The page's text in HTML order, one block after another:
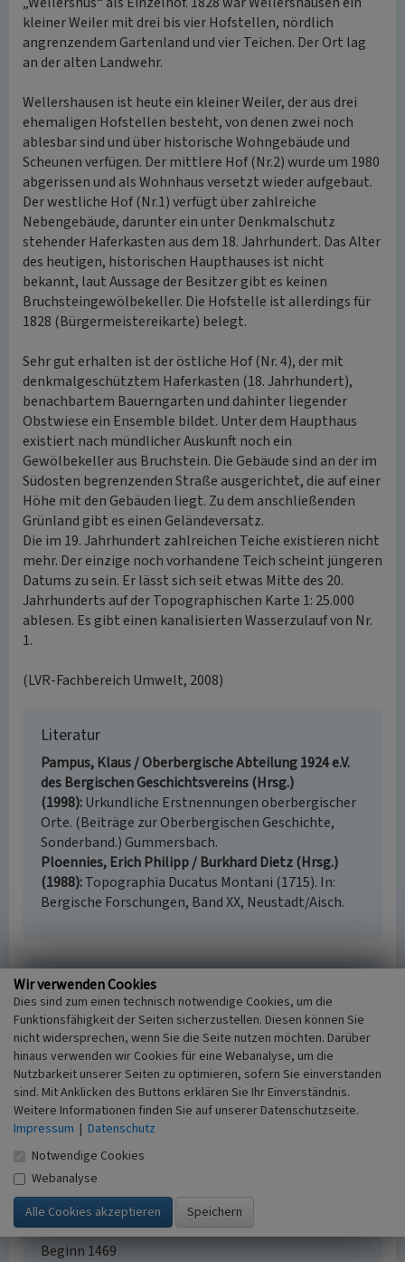
kleiner Weiler mit drei bis vier Hofstellen, nördlich
angrenzendem Gartenland und vier Teichen. Der Ort lag
an der alten Landwehr.
Wellershausen ist heute ein kleiner Weiler, der aus drei
ehemaligen Hofstellen besteht, von denen zwei noch
ablesbar sind und über historische Wohngebäude und
Scheunen verfügen. Der mittlere Hof (Nr.2) wurde um 1980
abgerissen und als Wohnhaus versetzt wieder aufgebaut.
Der westliche Hof (Nr.1) verfügt über zahlreiche
Nebengebäude, darunter ein unter Denkmalschutz
stehender Haferkasten aus dem 18. Jahrhundert. Das Alter
des heutigen, historischen Haupthauses ist nicht
bekannt, laut Aussage der Besitzer gibt es keinen
Bruchsteingewölbekeller. Die Hofstelle ist allerdings für
1828 (Bürgermeistereikarte) belegt.
Sehr gut erhalten ist der östliche Hof (Nr. 4), der mit
denkmalgeschütztem Haferkasten (18. Jahrhundert),
benachbartem Bauerngarten und dahinter liegender
Obstwiese ein Ensemble bildet. Unter dem Haupthaus
existiert nach mündlicher Auskunft noch ein
Gewölbekeller aus Bruchstein. Die Gebäude sind an der im
Südosten begrenzenden Straße ausgerichtet, die auf einer
Höhe mit den Gebäuden liegt. Zu dem anschließenden
Grünland gibt es einen Geländeversatz.
Die im 19. Jahrhundert zahlreichen Teiche existieren nicht
mehr. Der einzige noch vorhandene Teich scheint jüngeren
Datums zu sein. Er lässt sich seit etwas Mitte des 20.
Jahrhunderts auf der Topographischen Karte 1: 25.000
ablesen. Es gibt einen kanalisierten Wasserzulauf von Nr.
1.
(LVR-Fachbereich Umwelt, 2008)
Literatur
Pampus, Klaus / Oberbergische Abteilung 1924 e.V.
des Bergischen Geschichtsvereins (Hrsg.)
(1998) Urkundliche Erstnennungen oberbergischer
Orte. (Beiträge zur Oberbergischen Geschichte,
Sonderband.) Gummersbach.
Ploennies, Erich Philipp / Burkhard Dietz (Hrsg.)
(1988) Topographia Ducatus Montani (1715). In:
Bergische Forschungen, Band XX, Neustadt/Aisch.
Wellershausen
Schlagwörter
Weiler Kornkasten Scheune Bauerngarten
Obstwiese Teich
Fachsicht(en)
Kulturlandschaftspflege
Erfassungsmaßstab
i.d.R. 1:5.000 (größer als 1:20.000)
Erfassungsmethode
Auswertung historischer Karten,
Literaturauswertung, Geländebegehung/-
kartierung
Historischer Zeitraum
Beginn 1469
Wir verwenden Cookies
Dies sind zum einen technisch notwendige Cookies, um die
Funktionsfähigkeit der Seiten sicherzustellen. Diesen können Sie
nicht widersprechen, wenn Sie die Seite nutzen möchten. Darüber
hinaus verwenden wir Cookies für eine Webanalyse, um die
Nutzbarkeit unserer Seiten zu optimieren, sofern Sie einverstanden
sind. Mit Anklicken des Buttons erklären Sie Ihr Einverständnis.
Weitere Informationen finden Sie auf unserer Datenschutzseite.
Impressum | Datenschutz
Notwendige Cookies
Webanalyse